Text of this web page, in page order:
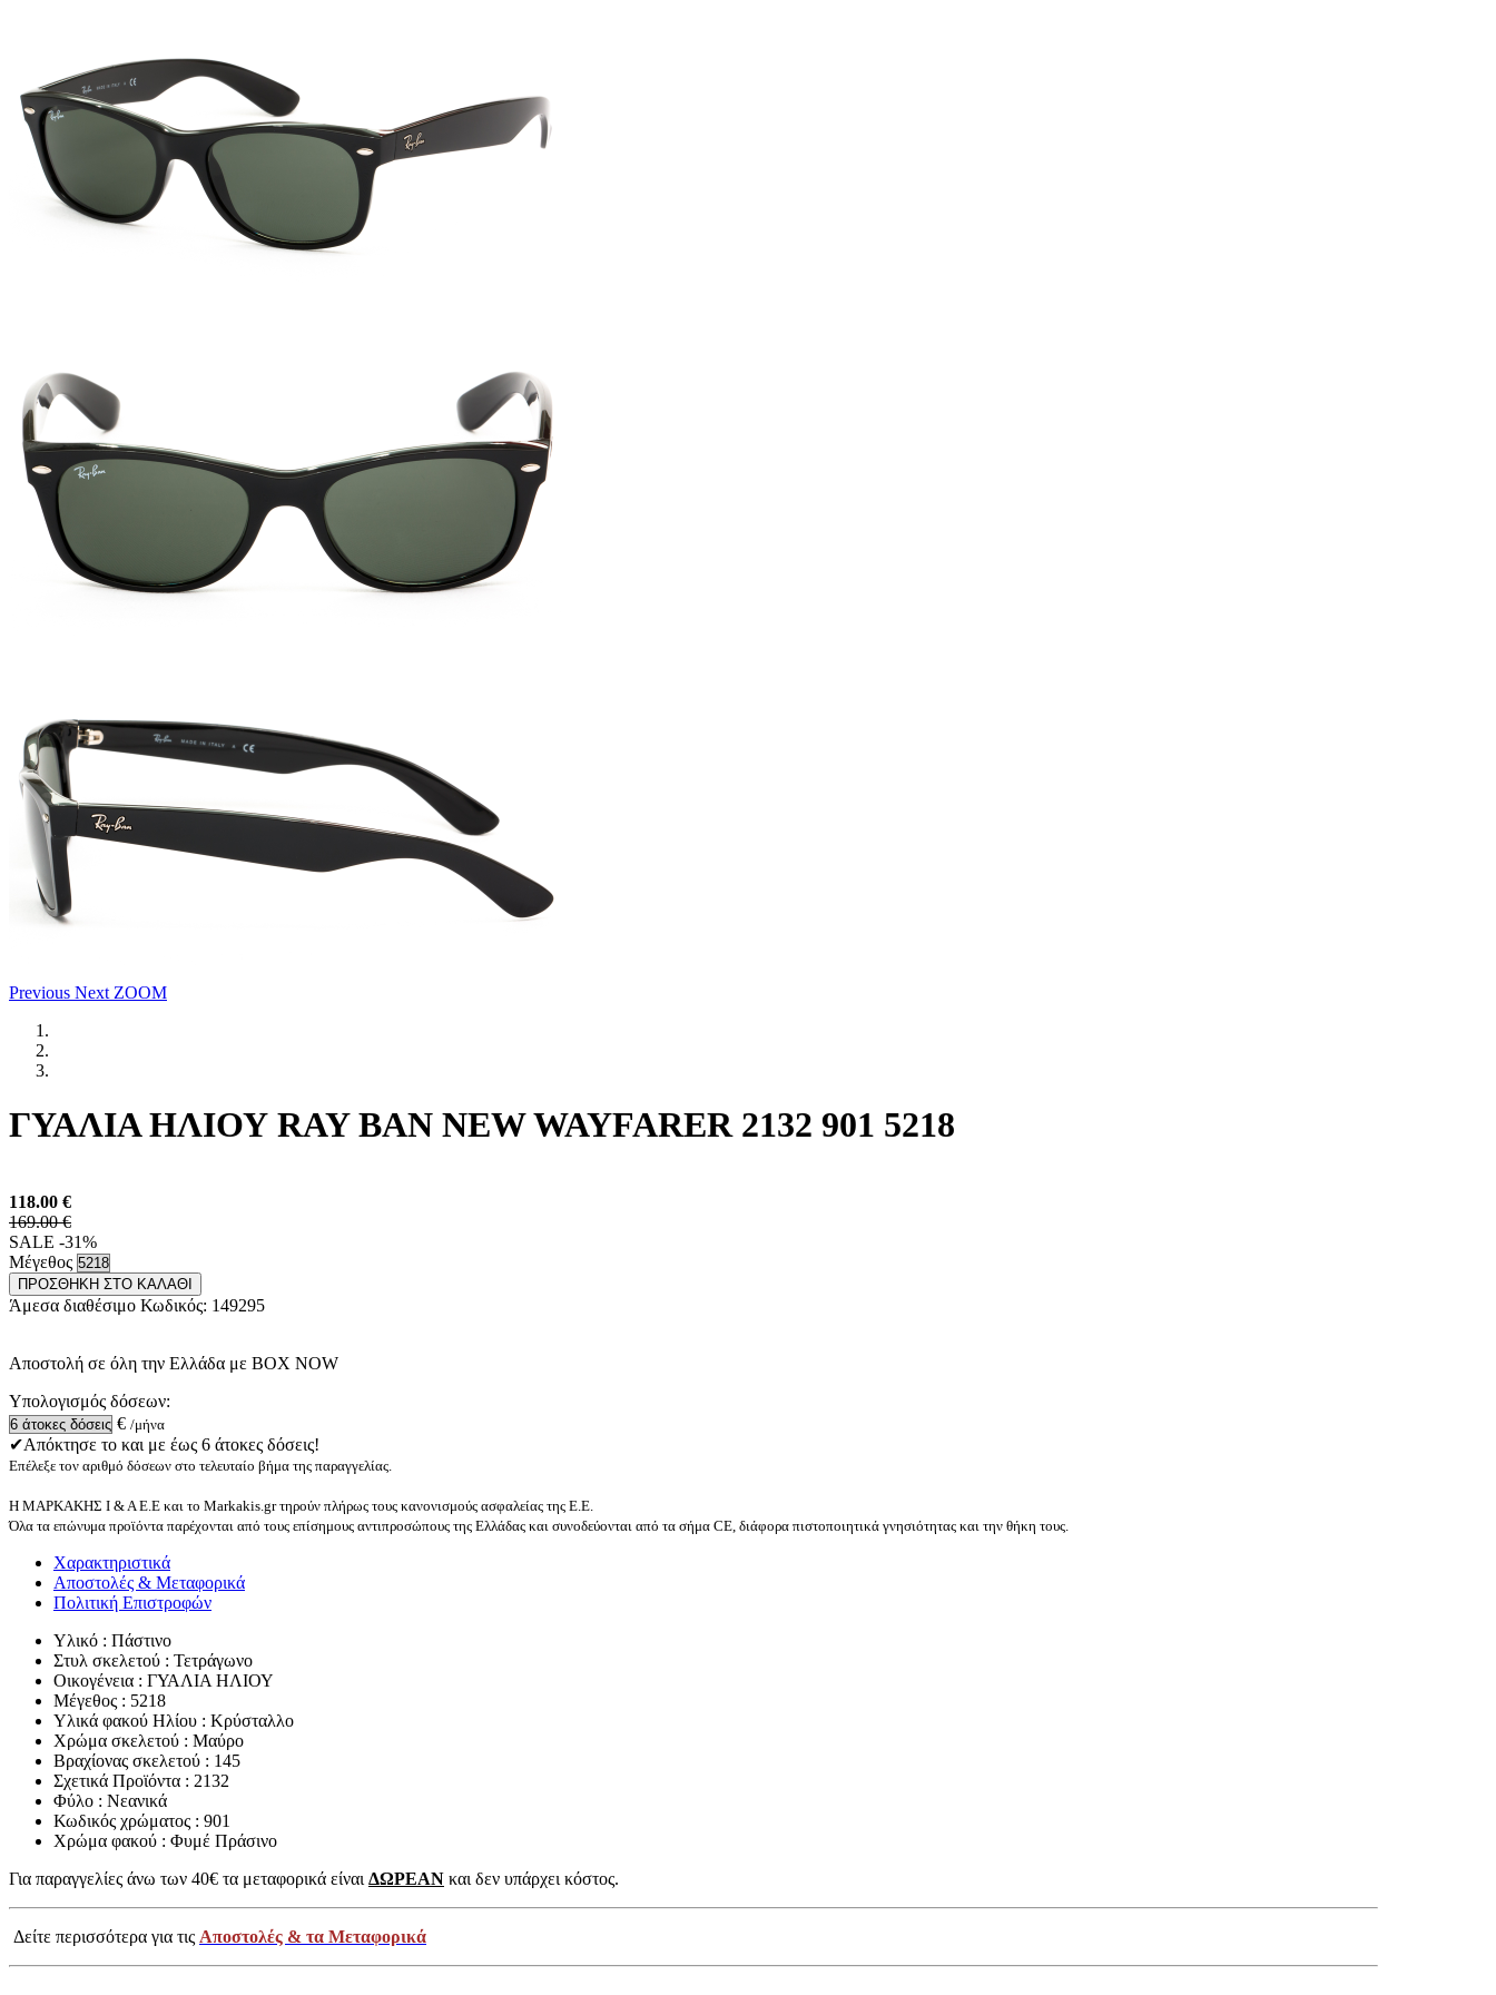
Previous Next ZOOM
ΓΥΑΛΙΑ ΗΛΙΟΥ RAY BAN NEW WAYFARER 2132 901 5218
118.00 €
169.00 €
SALE -31%
Μέγεθος
ΠΡΟΣΘΗΚΗ ΣΤΟ ΚΑΛΑΘΙ
Άμεσα διαθέσιμο Κωδικός: 149295
Αποστολή σε όλη την Ελλάδα με BOX NOW
Υπολογισμός δόσεων:
€ /μήνα
✔Απόκτησε το και με έως 6 άτοκες δόσεις!
Επέλεξε τον αριθμό δόσεων στο τελευταίο βήμα της παραγγελίας.
Η ΜΑΡΚΑΚΗΣ Ι & Α Ε.Ε και το Markakis.gr τηρούν πλήρως τους κανονισμούς ασφαλείας της Ε.Ε.
Όλα τα επώνυμα προϊόντα παρέχονται από τους επίσημους αντιπροσώπους της Ελλάδας και συνοδεύονται από τα σήμα CE, διάφορα πιστοποιητικά γνησιότητας και την θήκη τους.
Χαρακτηριστικά
Αποστολές & Μεταφορικά
Πολιτική Επιστροφών
Υλικό : Πάστινο
Στυλ σκελετού : Τετράγωνο
Οικογένεια : ΓΥΑΛΙΑ ΗΛΙΟΥ
Μέγεθος : 5218
Υλικά φακού Ηλίου : Κρύσταλλο
Χρώμα σκελετού : Μαύρο
Βραχίονας σκελετού : 145
Σχετικά Προϊόντα : 2132
Φύλο : Νεανικά
Κωδικός χρώματος : 901
Χρώμα φακού : Φυμέ Πράσινο
Για παραγγελίες άνω των 40€ τα μεταφορικά είναι ΔΩΡΕΑΝ και δεν υπάρχει κόστος.
Δείτε περισσότερα για τις Αποστολές & τα Μεταφορικά